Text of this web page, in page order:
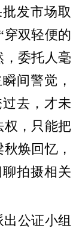
发市场取
穿双轻便的
，委托人毫
间警觉，
去，才未
权，只能把
焕回忆，
拍摄相关
公证小组